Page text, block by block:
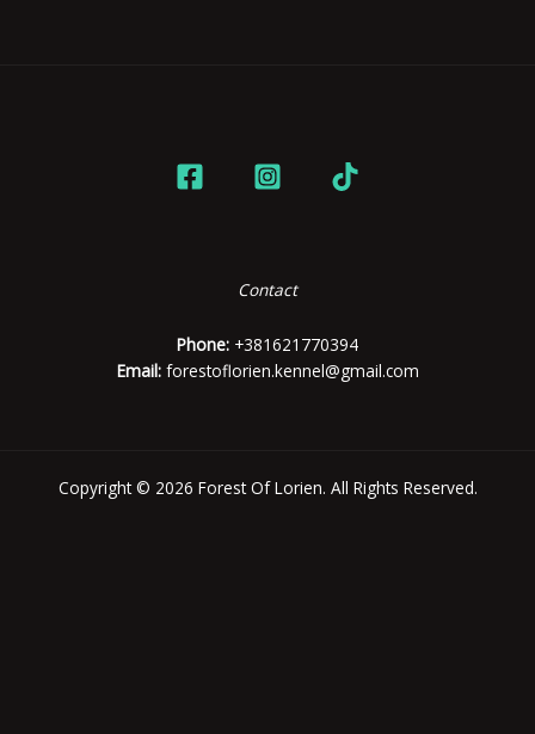
Contact
Phone: +381621770394
Email:forestoflorien.kennel@gmail.com
Copyright © 2026 Forest Of Lorien. All Rights Reserved.